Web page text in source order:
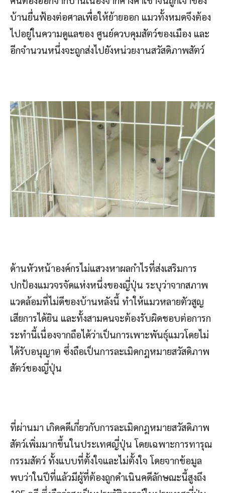
บ้านยื่นฟ้องต่อศาลเพื่อให้ย้ายออก แมวทั้งหมดจึงต้อง
ไปอยู่ในความดูแลของ ศูนย์ควบคุมสัตว์ของเมือง และ
อีกจำนวนหนึ่งจะถูกส่งไปยังหน่วยงานสวัสดิภาพสัตว์
ด้านหัวหน้าองค์กรไม่แสวงหาผลกำไรที่ส่งเสริมการ
ปกป้องแมวจรจัดแห่งหนึ่งของญี่ปุ่น ระบุว่าจากสภาพ
แวดล้อมที่ไม่ดีของบ้านหลังนี้ ทำให้แมวหลายตัวสูญ
เสียการได้ยิน และทั้งสามคนจะต้องรับผิดชอบต่อการก
ระทำนี้เนื่องจากถือได้ว่าเป็นการเพาะพันธุ์แมวโดยไม่
ได้รับอนุญาต ซึ่งถือเป็นการละเมิดกฎหมายสวัสดิภาพ
สัตว์ของญี่ปุ่น
ที่ผ่านมา เกิดคดีเกี่ยวกับการละเมิดกฎหมายสวัสดิภาพ
สัตว์เพิ่มมากขึ้นในประเทศญี่ปุ่น โดยเฉพาะการทารุณ
กรรมสัตว์ ทั้งแบบที่ตั้งใจและไม่ตั้งใจ โดยจากข้อมูล
พบว่าในปีที่แล้วมีผู้ที่ต้องถูกดำเนินคดีลักษณะนี้สูงถึง